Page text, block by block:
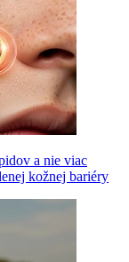
a nie viac
kožnej bariéry